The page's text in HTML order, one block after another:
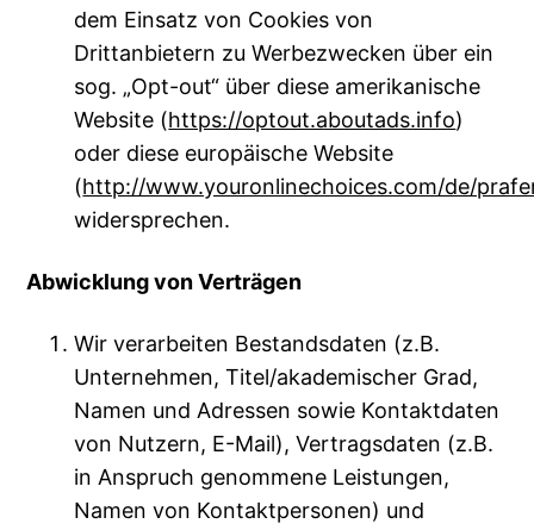
dem Einsatz von Cookies von
Drittanbietern zu Werbezwecken über ein
sog. „Opt-out“ über diese amerikanische
Website (https://optout.aboutads.info)
oder diese europäische Website
(http://www.youronlinechoices.com/de/
widersprechen.
Abwicklung von Verträgen
Wir verarbeiten Bestandsdaten (z.B.
Unternehmen, Titel/akademischer Grad,
Namen und Adressen sowie Kontaktdaten
von Nutzern, E-Mail), Vertragsdaten (z.B.
in Anspruch genommene Leistungen,
Namen von Kontaktpersonen) und